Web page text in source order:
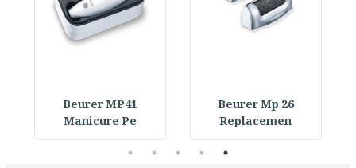
Beurer Mp 26
Replacemen
Beurer MP41
Manicure Pe
1
2
3
4
5